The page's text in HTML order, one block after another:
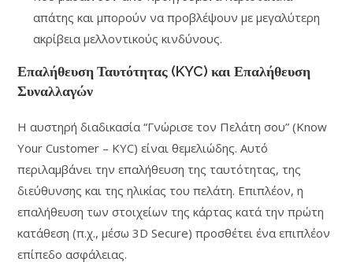
απάτης και μπορούν να προβλέψουν με μεγαλύτερη
ακρίβεια μελλοντικούς κινδύνους.
Επαλήθευση Ταυτότητας (KYC) και Επαλήθευση
Συναλλαγών
Η αυστηρή διαδικασία “Γνώρισε τον Πελάτη σου” (Know
Your Customer – KYC) είναι θεμελιώδης. Αυτό
περιλαμβάνει την επαλήθευση της ταυτότητας, της
διεύθυνσης και της ηλικίας του πελάτη. Επιπλέον, η
επαλήθευση των στοιχείων της κάρτας κατά την πρώτη
κατάθεση (π.χ., μέσω 3D Secure) προσθέτει ένα επιπλέον
επίπεδο ασφάλειας.